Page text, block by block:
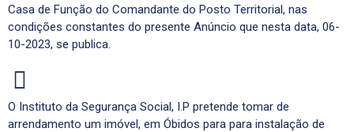
Casa de Função do Comandante do Posto Territorial, nas
condições constantes do presente Anúncio que nesta data, 06-
10-2023, se publica.
O Instituto da Segurança Social, I.P pretende tomar de
arrendamento um imóvel, em Óbidos para para instalação de